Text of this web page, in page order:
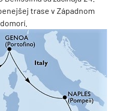
trase v Západnom